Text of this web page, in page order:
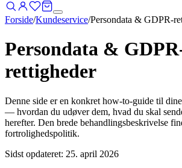
Forside/Kundeservice/Persondata & GDPR-
Persondata &
rettigheder
Denne side er en konkret how-to-guide til
— hvordan du udøver dem, hvad du skal
herefter. Den brede behandlingsbeskrivelse
fortrolighedspolitik.
Sidst opdateret: 25. april 2026